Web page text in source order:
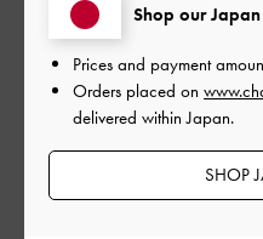
大きさも生地も色合いも全て
サイズ: その他（シューズ以外
デザイン
とて
品質
Shop our
Prices and payment
Orders placed on
delivered within Japan.
SHOP